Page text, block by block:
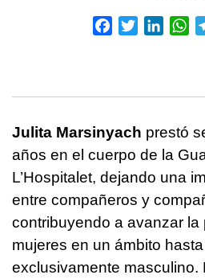
FacebookTwitter
Julita Marsinyach prestó
años en el cuerpo de la
L’Hospitalet, dejando una
entre compañeros y
contribuyendo a avanzar la
mujeres en un ámbito
exclusivamente masculino.